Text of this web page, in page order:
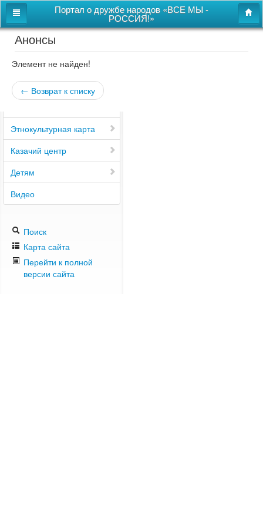
Портал о дружбе народов «ВСЕ МЫ -
РОССИЯ!»
Главная
Дом дружбы народов
Новости
Этнокультурная карта
Казачий центр
Детям
Видео
Поиск
Карта сайта
Перейти к полной
версии сайта
Анонсы
Элемент не найден!
← Возврат к списку